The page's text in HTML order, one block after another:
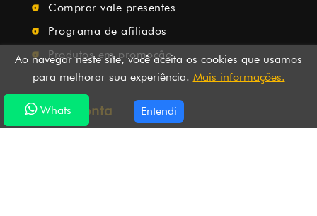
Ao navegar neste site, você aceita os cookies que usamos
para melhorar sua experiência. Mais informações.
Entendi
Comprar vale presentes
Programa de afiliados
Produtos em promoção
Minha conta
Whats
Whats